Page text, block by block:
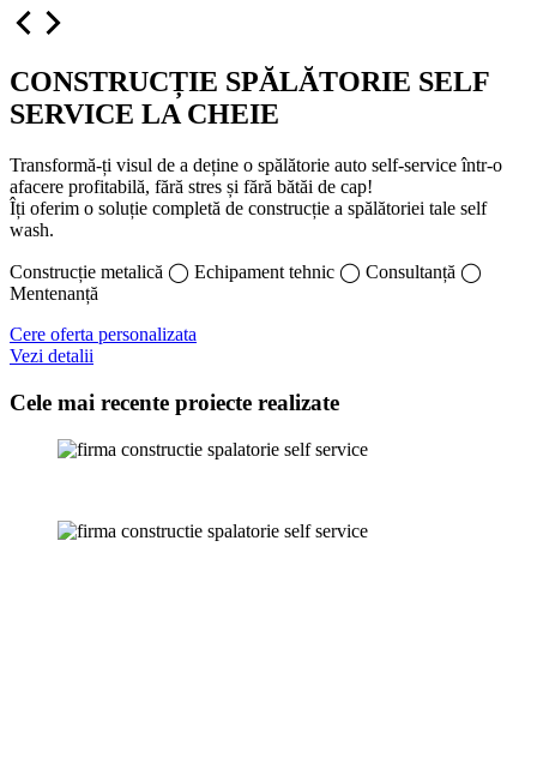
CONSTRUCȚIE SPĂLĂTORIE SELF
SERVICE LA CHEIE
Transformă-ți visul de a deține o spălătorie auto self-service într-o
afacere profitabilă, fără stres și fără bătăi de cap!
Îți oferim o soluție completă de construcție a spălătoriei tale self
wash.
Construcție metalică ◯ Echipament tehnic ◯ Consultanță ◯
Mentenanță
Cere oferta personalizata
Vezi detalii
Cele mai recente proiecte realizate